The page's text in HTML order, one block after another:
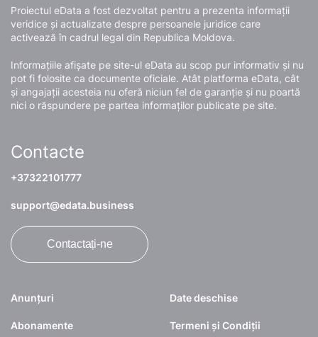
Proiectul eData a fost dezvoltat pentru a prezenta informații
veridice și actualizate despre persoanele juridice care
activează în cadrul legal din Republica Moldova.
Informațiile afișate pe site-ul eData au scop pur informativ și nu
pot fi folosite ca documente oficiale. Atât platforma eData, cât
și angajații acesteia nu oferă niciun fel de garanție și nu poartă
nici o răspundere pe partea informaților publicate pe site.
Anunțuri
Abonamente
Date deschise
Termeni și Condiții
Contacte
+37322101777
support@edata.business
Contactați-ne